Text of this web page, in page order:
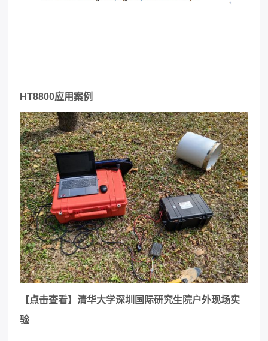
HT8800应用案例
【点击查看】清华大学深圳国际研究生院户外现场实
验